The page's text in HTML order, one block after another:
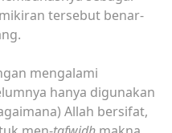
tersebut benar-
mengalami
hanya digunakan
Allah bersifat,